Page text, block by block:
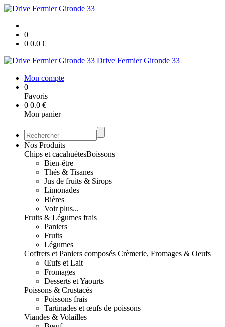
0
0 0.0 €
Drive Fermier Gironde 33
Mon compte
0
Favoris
0 0.0 €
Mon panier
Nos Produits
Chips et cacahuètesBoissons
Bien-être
Thés & Tisanes
Jus de fruits & Sirops
Limonades
Bières
Voir plus...
Fruits & Légumes frais
Paniers
Fruits
Légumes
Coffrets et Paniers composés Crèmerie, Fromages & Oeufs
Œufs et Lait
Fromages
Desserts et Yaourts
Poissons & Crustacés
Poissons frais
Tartinades et œufs de poissons
Viandes & Volailles